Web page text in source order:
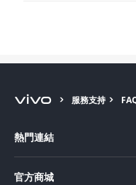
服務支持
熱門連結
官方商城